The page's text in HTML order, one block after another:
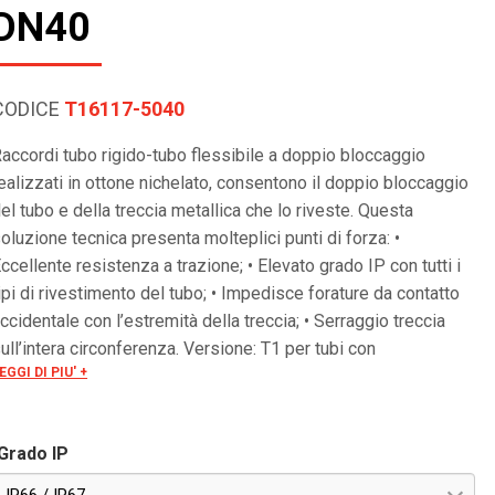
T16117-5040
tubo rigido-tubo flessibile a doppio bloccaggio
in ottone nichelato, consentono il doppio bloccaggio
tubo e della treccia metallica che lo riveste. Questa
tecnica presenta molteplici punti di forza: •
resistenza a trazione; • Elevato grado IP con tutti i
di rivestimento del tubo; • Impedisce forature da contatto
con l’estremità della treccia; • Serraggio treccia
circonferenza. Versione: T1 per tubi con
plastico aspirato
DI PIU' +
IP